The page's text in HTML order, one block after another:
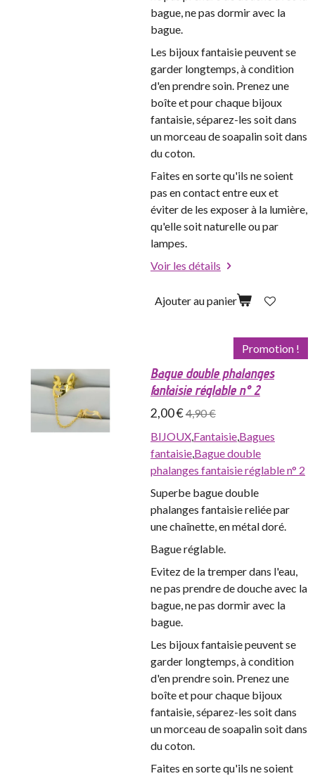
bague, ne pas dormir avec la
bague.
Les bijoux fantaisie peuvent se
garder longtemps, à condition
d'en prendre soin. Prenez une
boîte et pour chaque bijoux
fantaisie, séparez-les soit dans
un morceau de soapalin soit dans
du coton.
Faites en sorte qu'ils ne soient
pas en contact entre eux et
éviter de les exposer à la lumière,
qu'elle soit naturelle ou par
lampes.
Voir les détails
Ajouter au panier
Promotion !
Bague double phalanges
fantaisie réglable n° 2
2,00 €4,90 €
BIJOUX,Fantaisie,Bagues
fantaisie,Bague double
phalanges fantaisie réglable n° 2
Superbe bague double
phalanges fantaisie reliée par
une chaînette, en métal doré.
Bague réglable.
Evitez de la tremper dans l'eau,
ne pas prendre de douche avec la
bague, ne pas dormir avec la
bague.
Les bijoux fantaisie peuvent se
garder longtemps, à condition
d'en prendre soin. Prenez une
boîte et pour chaque bijoux
fantaisie, séparez-les soit dans
un morceau de soapalin soit dans
du coton.
Faites en sorte qu'ils ne soient